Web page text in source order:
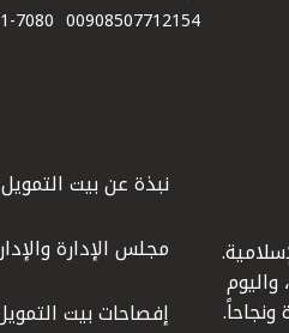
00908507712154​
7080
وهو أول بنك إسلامي أنشئ في دولة الكويت عام 1977، واليوم
نبذة عن بيت
مجلس الإدارة
إفصاحات بيت